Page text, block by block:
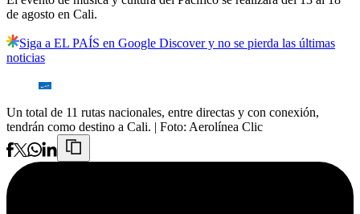
de agosto en Cali.
Siga a EL PAÍS en Google Discover y no se pierda las últimas
noticias
Un total de 11 rutas nacionales, entre directas y con conexión,
tendrán como destino a Cali. | Foto: Aerolínea Clic